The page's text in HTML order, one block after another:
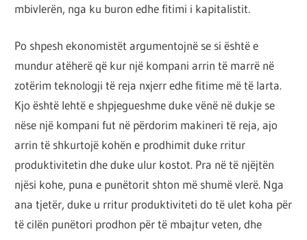
mbivlerën, nga ku buron edhe fitimi i kapitalistit.
Po shpesh ekonomistët argumentojnë se si është e
mundur atëherë që kur një kompani arrin të marrë në
zotërim teknologji të reja nxjerr edhe fitime më të larta.
Kjo është lehtë e shpjegueshme duke vënë në dukje se
nëse një kompani fut në përdorim makineri të reja, ajo
arrin të shkurtojë kohën e prodhimit duke rritur
produktivitetin dhe duke ulur kostot. Pra në të njëjtën
njësi kohe, puna e punëtorit shton më shumë vlerë. Nga
ana tjetër, duke u rritur produktiviteti do të ulet koha për
të cilën punëtori prodhon për të mbajtur veten, dhe